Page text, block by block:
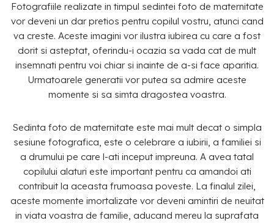
Fotografiile realizate in timpul sedintei foto de maternitate
vor deveni un dar pretios pentru copilul vostru, atunci cand
va creste. Aceste imagini vor ilustra iubirea cu care a fost
dorit si asteptat, oferindu-i ocazia sa vada cat de mult
insemnati pentru voi chiar si inainte de a-si face aparitia.
Urmatoarele generatii vor putea sa admire aceste
momente si sa simta dragostea voastra.
Sedinta foto de maternitate este mai mult decat o simpla
sesiune fotografica, este o celebrare a iubirii, a familiei si
a drumului pe care l-ati inceput impreuna. A avea tatal
copilului alaturi este important pentru ca amandoi ati
contribuit la aceasta frumoasa poveste. La finalul zilei,
aceste momente imortalizate vor deveni amintiri de neuitat
in viata voastra de familie, aducand mereu la suprafata